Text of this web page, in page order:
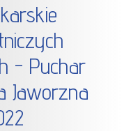
- Puchar
Jaworzna